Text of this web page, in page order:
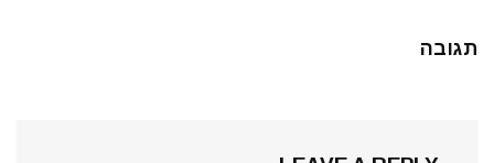
תגובה